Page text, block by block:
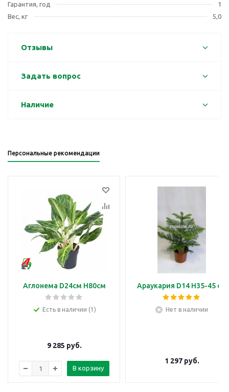
Гарантия, год
1
Вес, кг
5,0
Отзывы
Задать вопрос
Наличие
Персональные рекомендации
Аглонема D24см H80см
Есть в наличии (1)
9 285 руб.
В корзину
Араукария D14 H35-45 см
Нет в наличии
1 297руб.